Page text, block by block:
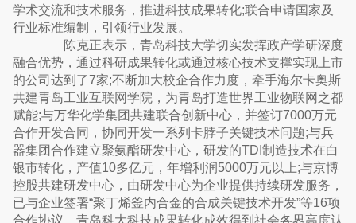
学术交流和技术服务，推进科技成果转化;联合申请国家及
行业标准编制，引领行业发展。
陈克正表示，青岛科技大学切实发挥政产学研深度
融合优势，通过科研成果转化或通过核心技术支撑实现上市
的公司达到了7家;不断加大校企合作力度，牵手海尔卡奥斯
共建青岛工业互联网学院，为青岛打造世界工业物联网之都
赋能;与万华化学集团共建联合创新中心，并签订7000万元
合作开发合同，协同开发一系列卡脖子关键技术问题;与兵
器集团合作建立聚氨酯研发中心，研发的TDI制造技术在白
银市转化，产值10多亿元，年增利润5000万元以上;与京博
控股共建研发中心，由研发中心为企业提供持续研发服务，
已与企业签署“聚丁烯釜内合金的合成关键技术开发”等16项
合作协议。青岛科大科技成果转化成效得到社会各界高度认